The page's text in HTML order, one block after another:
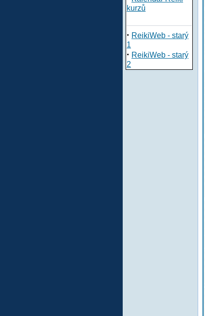
kurzů
· ReikiWeb - starý
1
· ReikiWeb - starý
2